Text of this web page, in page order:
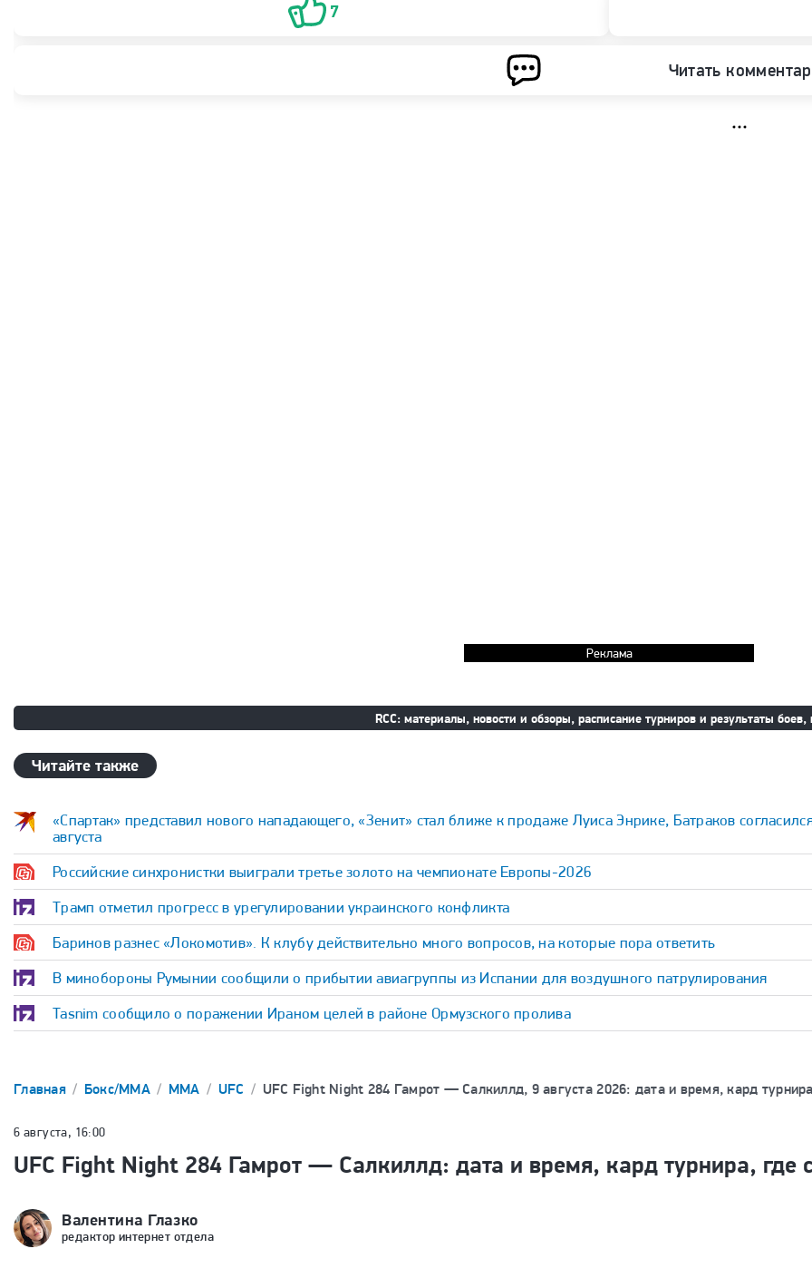
7
Читать
Реклама
RCC: материалы, новости и обзоры, расписание турниров и результаты боев,
Читайте также
«Спартак» представил нового нападающего, «Зенит» стал ближе к продаже Луиса Энрике, Батраков
августа
Российские синхронистки выиграли третье золото на чемпионате Европы-2026
Трамп отметил прогресс в урегулировании украинского конфликта
Баринов разнес «Локомотив». К клубу действительно много вопросов, на которые пора ответить
В минобороны Румынии сообщили о прибытии авиагруппы из Испании для воздушного патрулирования
Tasnim сообщило о поражении Ираном целей в районе Ормузского пролива
Главная Бокс/ММА ММА UFC UFC Fight Night 284 Гамрот — Салкиллд, 9 августа 2026: дата и время, кард
6 августа, 16:00
UFC Fight Night 284 Гамрот — Салкиллд: дата и время, кард турнира, где
Валентина Глазко
редактор интернет отдела